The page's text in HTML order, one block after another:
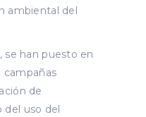
ambiental del
se han puesto en
campañas
de
del uso del